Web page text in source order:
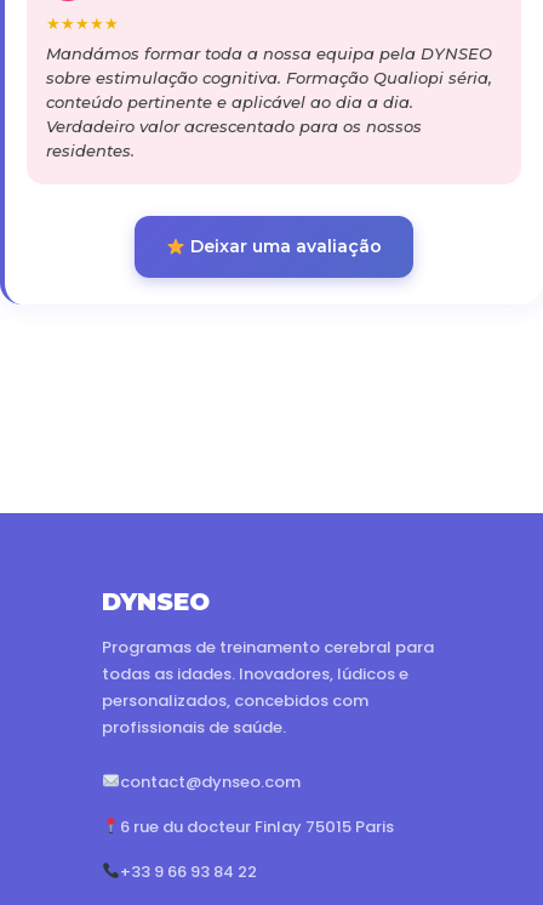
★★★★★
Mandámos formar toda a nossa equipa pela DYNSEO
sobre estimulação cognitiva. Formação Qualiopi séria,
conteúdo pertinente e aplicável ao dia a dia.
Verdadeiro valor acrescentado para os nossos
residentes.
Deixar uma avaliação
DYNSEO
Programas de treinamento cerebral para
todas as idades. Inovadores, lúdicos e
personalizados, concebidos com
profissionais de saúde.
contact@dynseo.com
6 rue du docteur Finlay 75015 Paris
+33 9 66 93 84 22